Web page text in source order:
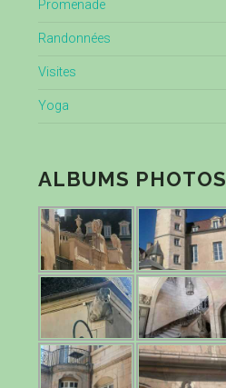
Promenade
Randonnées
Visites
Yoga
ALBUMS PHOTOS